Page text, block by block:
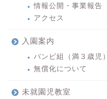
情報公開・事業報告
アクセス
入園案内
バンビ組（満３歳児）
無償化について
未就園児教室